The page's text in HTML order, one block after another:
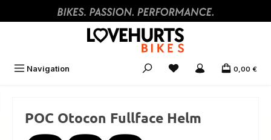
Zum Hauptinhalt springen
Navigation 0,00 €
POC Otocon Fullface Helm